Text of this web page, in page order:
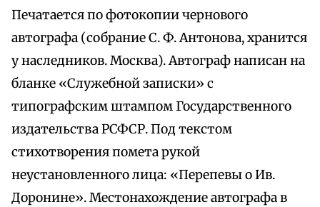
Печатается по фотокопии чернового
автографа (собрание С. Ф. Антонова, хранится
у наследников. Москва). Автограф написан на
бланке «Служебной записки» с
типографским штампом Государственного
издательства РСФСР. Под текстом
стихотворения помета рукой
неустановленного лица: «Перепевы о Ив.
Доронине». Местонахождение автографа в